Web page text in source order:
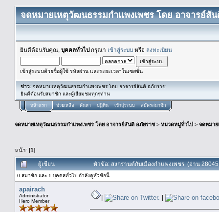
จดหมายเหตุวัฒนธรรมกำแพงเพชร โดย อาจารย์สั
ยินดีต้อนรับคุณ, บุคคลทั่วไปกรุณา เข้าสู่ระบบ หรือ ลงทะเบียน
เข้าสู่ระบบด้วยชื่อผู้ใช้ รหัสผ่าน และระยะเวลาในเซสชั่น
ข่าว: จดหมายเหตุวัฒนธรรมกำแพงเพชร โดย อาจารย์สันติ อภัยราช
ยินดีต้อนรับสมาชิก และผู้เยื่ยมชมทุกๆท่าน
หน้าแรก ช่วยเหลือ ค้นหา ปฏิทิน เข้าสู่ระบบ สมัครสมาชิก
จดหมายเหตุวัฒนธรรมกำแพงเพชร โดย อาจารย์สันติ อภัยราช> หมวดหมู่ทั่วไป > จดหมา
หน้า: [1]
ผู้เขียน หัวข้อ: สงกรานต์กับเมืองกำแพงเพชร (อ่าน 28045
0 สมาชิก และ 1 บุคคลทั่วไป กำลังดูหัวข้อนี้
apairach
Administrator
Hero Member
| |